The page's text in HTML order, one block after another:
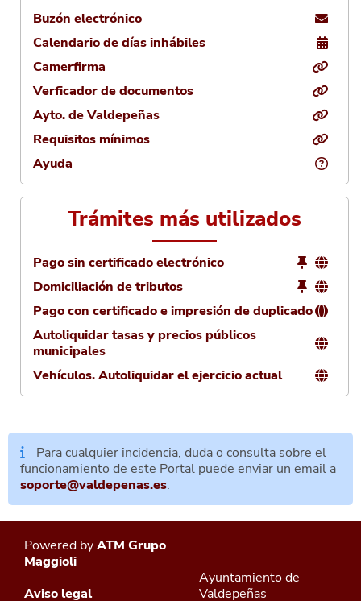
Buzón electrónico
Calendario de días inhábiles
Camerfirma
Verficador de documentos
Ayto. de Valdepeñas
Requisitos mínimos
Ayuda
Trámites más utilizados
Pago sin certificado electrónico
Domiciliación de tributos
Pago con certificado e impresión de duplicado
Autoliquidar tasas y precios públicos
municipales
Vehículos. Autoliquidar el ejercicio actual
Para cualquier incidencia, duda o consulta sobre el
funcionamiento de este Portal puede enviar un email a
soporte@valdepenas.es.
Powered byATM Grupo
Maggioli
Aviso legal
Ayuntamiento de
Valdepeñas